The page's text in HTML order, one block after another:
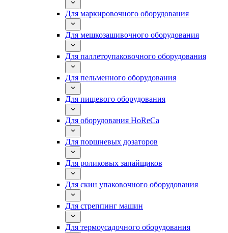
Для маркировочного оборудования
Для мешкозашивочного оборудования
Для паллетоупаковочного оборудования
Для пельменного оборудования
Для пищевого оборудования
Для оборудования HoReCa
Для поршневых дозаторов
Для роликовых запайщиков
Для скин упаковочного оборудования
Для стреппинг машин
Для термоусадочного оборудования